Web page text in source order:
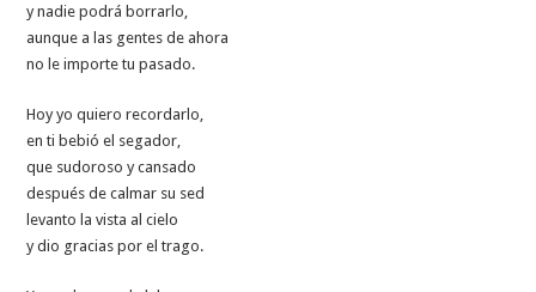
y nadie podrá borrarlo,
aunque a las gentes de ahora
no le importe tu pasado.
Hoy yo quiero recordarlo,
en ti bebió el segador,
que sudoroso y cansado
después de calmar su sed
levanto la vista al cielo
y dio gracias por el trago.